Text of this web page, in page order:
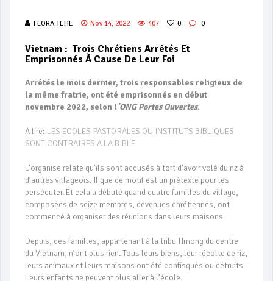
FLORA TEHE Nov 14, 2022 407 0 0
Vietnam : Trois Chrétiens Arrêtés Et
Emprisonnés À Cause De Leur Foi
Arrêtés le mois dernier, trois responsables religieux de
la même fratrie, ont été emprisonnés en début
novembre 2022, selon l’ONG Portes Ouvertes.
A lire: LES ECOLES PASTORALES OU INSTITUTS BIBLIQUES
SONT CONTRAIRES A LA BIBLE
L’organise relate qu’ils sont accusés à tort d’avoir volé du riz à
d’autres villageois. Il que ce motif est un prétexte pour les
persécuter. Et cela a débuté quand quatre familles du village,
composées de seize membres, devenues chrétiennes, ont
commencé à organiser des réunions dans leurs maisons.
Depuis, ces familles, appartenant à la tribu Hmong du centre
du Vietnam, n’ont plus rien. Tous leurs biens, leur récolte de riz,
leurs animaux et leurs maisons ont été confisqués ou détruits.
Leurs enfants ne peuvent plus aller à l’école.